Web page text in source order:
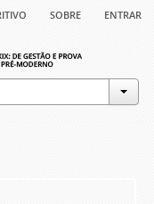
sobre entrar